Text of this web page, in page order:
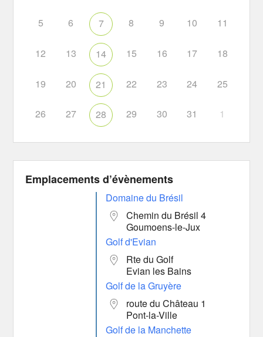
5 6 7 8 9 10 11
12 13 14 15 16 17 18
19 20 21 22 23 24 25
26 27 28 29 30 31 1
Emplacements d’évènements
Domaine du Brésil
Chemin du Brésil 4
Goumoens-le-Jux
Golf d'Evian
Rte du Golf
Evian les Bains
Golf de la Gruyère
route du Château 1
Pont-la-Ville
Golf de la Manchette